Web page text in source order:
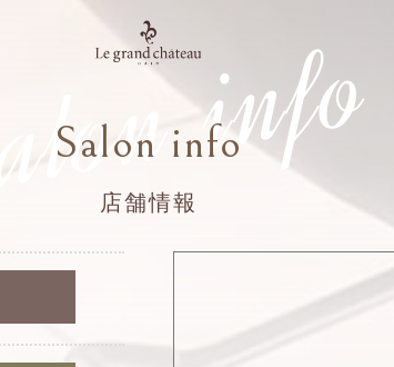
Salon info
Salon info
店舗情報